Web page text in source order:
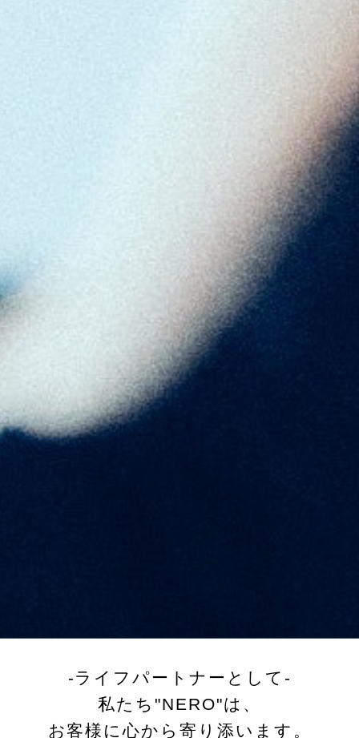
-ライフパートナーとして-
私たち"NERO"は、
お客様に心から寄り添います。